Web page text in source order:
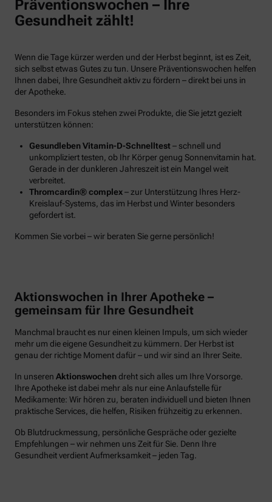
Präventionswochen – Ihre
Gesundheit zählt!
Wenn die Tage kürzer werden und der Herbst beginnt, ist es Zeit,
sich selbst etwas Gutes zu tun. Unsere Präventionswochen helfen
Ihnen dabei, Ihre Gesundheit aktiv zu fördern – direkt bei uns in
der Apotheke.
Besonders im Fokus stehen zwei Produkte, die Sie jetzt gezielt
unterstützen können:
Gesundleben Vitamin-D-Schnelltest– schnell und
unkompliziert testen, ob Ihr Körper genug Sonnenvitamin hat.
Gerade in der dunkleren Jahreszeit ist ein Mangel weit
verbreitet.
Thromcardin® complex– zur Unterstützung Ihres Herz-
Kreislauf-Systems, das im Herbst und Winter besonders
gefordert ist.
Kommen Sie vorbei – wir beraten Sie gerne persönlich!
Aktionswochen in Ihrer Apotheke –
gemeinsam für Ihre Gesundheit
Manchmal braucht es nur einen kleinen Impuls, um sich wieder
mehr um die eigene Gesundheit zu kümmern. Der Herbst ist
genau der richtige Moment dafür – und wir sind an Ihrer Seite.
In unseren Aktionswochendreht sich alles um Ihre Vorsorge.
Ihre Apotheke ist dabei mehr als nur eine Anlaufstelle für
Medikamente: Wir hören zu, beraten individuell und bieten Ihnen
praktische Services, die helfen, Risiken frühzeitig zu erkennen.
Ob Blutdruckmessung, persönliche Gespräche oder gezielte
Empfehlungen – wir nehmen uns Zeit für Sie. Denn Ihre
Gesundheit verdient Aufmerksamkeit – jeden Tag.